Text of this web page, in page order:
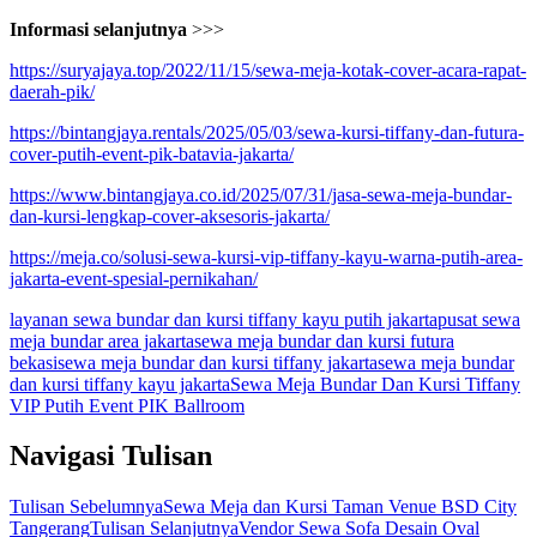
Informasi selanjutnya >>>
https://suryajaya.top/2022/11/15/sewa-meja-kotak-cover-acara-rapat-
daerah-pik/
https://bintangjaya.rentals/2025/05/03/sewa-kursi-tiffany-dan-futura-
cover-putih-event-pik-batavia-jakarta/
https://www.bintangjaya.co.id/2025/07/31/jasa-sewa-meja-bundar-
dan-kursi-lengkap-cover-aksesoris-jakarta/
https://meja.co/solusi-sewa-kursi-vip-tiffany-kayu-warna-putih-area-
jakarta-event-spesial-pernikahan/
layanan sewa bundar dan kursi tiffany kayu putih jakartapusat sewa
meja bundar area jakartasewa meja bundar dan kursi futura
bekasisewa meja bundar dan kursi tiffany jakartasewa meja bundar
dan kursi tiffany kayu jakartaSewa Meja Bundar Dan Kursi Tiffany
VIP Putih Event PIK Ballroom
Navigasi Tulisan
Tulisan SebelumnyaSewa Meja dan Kursi Taman Venue BSD City
TangerangTulisan SelanjutnyaVendor Sewa Sofa Desain Oval